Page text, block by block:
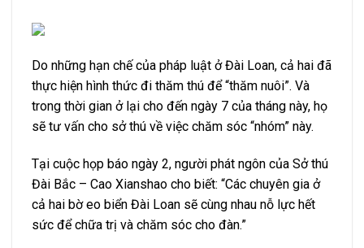
Do những hạn chế của pháp luật ở Đài Loan, cả hai đã
thực hiện hình thức đi thăm thú để “thăm nuôi”. Và
trong thời gian ở lại cho đến ngày 7 của tháng này, họ
sẽ tư vấn cho sở thú về việc chăm sóc “nhóm” này.
Tại cuộc họp báo ngày 2, người phát ngôn của Sở thú
Đài Bắc – Cao Xianshao cho biết: “Các chuyên gia ở
cả hai bờ eo biển Đài Loan sẽ cùng nhau nỗ lực hết
sức để chữa trị và chăm sóc cho đàn.”